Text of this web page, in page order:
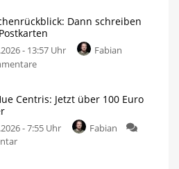
Dann schreiben
- 13:57 Uhr
Fabian
Centris: Jetzt über 100 Euro
- 7:55 Uhr
Fabian